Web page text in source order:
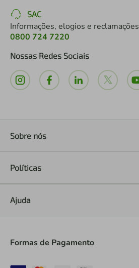
SAC
Informações, elogios e reclamações
0800 724 7220
Nossas Redes Sociais
Sobre nós
Políticas
Ajuda
Formas de Pagamento